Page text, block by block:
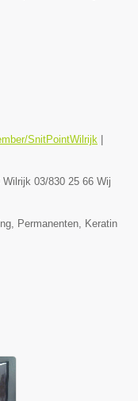
SnitPointWilrijk
03/830 25 66 Wij
Permanenten, Keratin